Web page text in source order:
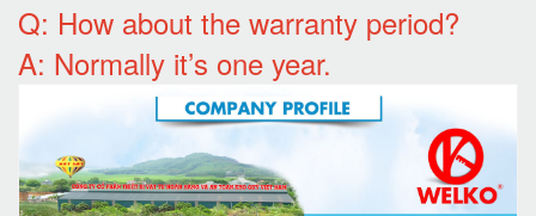
Q: How about the warranty period?
A: Normally it’s one year.